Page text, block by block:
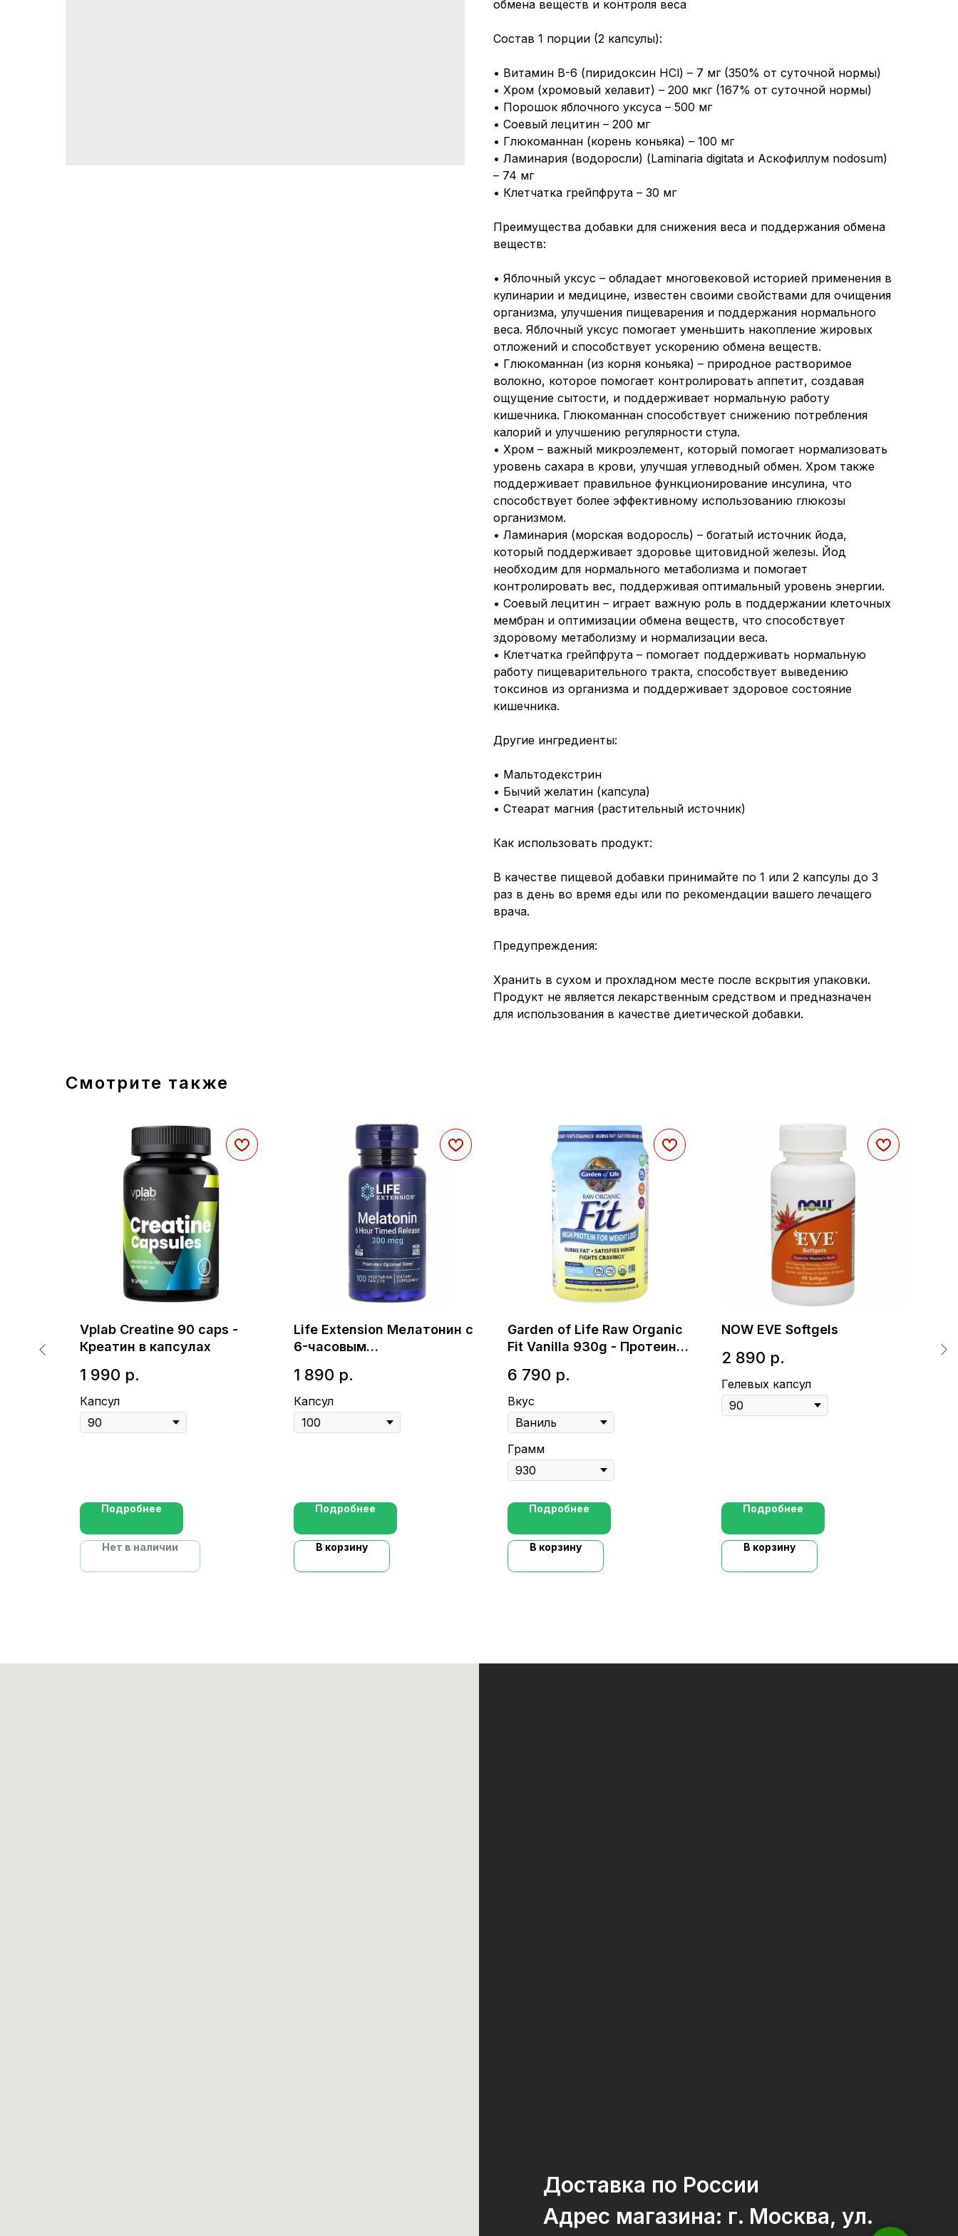
обмена веществ и контроля веса
Состав 1 порции (2 капсулы):
• Витамин В-6 (пиридоксин HCl) – 7 мг (350% от суточной нормы)
• Хром (хромовый хелавит) – 200 мкг (167% от суточной нормы)
• Порошок яблочного уксуса – 500 мг
• Соевый лецитин – 200 мг
• Глюкоманнан (корень коньяка) – 100 мг
• Ламинария (водоросли) (Laminaria digitata и Аскофиллум nodosum)
– 74 мг
• Клетчатка грейпфрута – 30 мг
Преимущества добавки для снижения веса и поддержания обмена
веществ:
• Яблочный уксус – обладает многовековой историей применения в
кулинарии и медицине, известен своими свойствами для очищения
организма, улучшения пищеварения и поддержания нормального
веса. Яблочный уксус помогает уменьшить накопление жировых
отложений и способствует ускорению обмена веществ.
• Глюкоманнан (из корня коньяка) – природное растворимое
волокно, которое помогает контролировать аппетит, создавая
ощущение сытости, и поддерживает нормальную работу
кишечника. Глюкоманнан способствует снижению потребления
калорий и улучшению регулярности стула.
• Хром – важный микроэлемент, который помогает нормализовать
уровень сахара в крови, улучшая углеводный обмен. Хром также
поддерживает правильное функционирование инсулина, что
способствует более эффективному использованию глюкозы
организмом.
• Ламинария (морская водоросль) – богатый источник йода,
который поддерживает здоровье щитовидной железы. Йод
необходим для нормального метаболизма и помогает
контролировать вес, поддерживая оптимальный уровень энергии.
• Соевый лецитин – играет важную роль в поддержании клеточных
мембран и оптимизации обмена веществ, что способствует
здоровому метаболизму и нормализации веса.
• Клетчатка грейпфрута – помогает поддерживать нормальную
работу пищеварительного тракта, способствует выведению
токсинов из организма и поддерживает здоровое состояние
кишечника.
Другие ингредиенты:
• Мальтодекстрин
• Бычий желатин (капсула)
• Стеарат магния (растительный источник)
Как использовать продукт:
В качестве пищевой добавки принимайте по 1 или 2 капсулы до 3
раз в день во время еды или по рекомендации вашего лечащего
врача.
Предупреждения:
Хранить в сухом и прохладном месте после вскрытия упаковки.
Продукт не является лекарственным средством и предназначен
для использования в качестве диетической добавки.
Смотрите также
Vplab Creatine 90 caps -
Креатин в капсулах
1 990 р.
Капсул
Подробнее
Нет в наличии
Life Extension Мелатонин с
6-часовым
1 890 р.
Капсул
Подробнее
В корзину
Garden of Life Raw Organic
Fit Vanilla 930g - Протеин
6 790 р.
Вкус
Грамм
Подробнее
В корзину
NOW EVE Softgels
2 890 р.
Гелевых капсул
Подробнее
В корзину
Доставка по России
Адрес магазина: г. Москва, ул.